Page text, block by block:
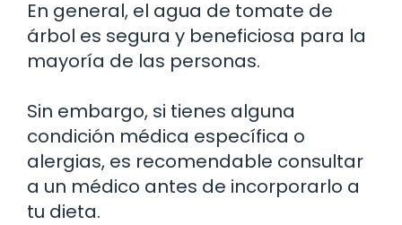
En general, el agua de tomate de
árbol es segura y beneficiosa para la
mayoría de las personas.
Sin embargo, si tienes alguna
condición médica específica o
alergias, es recomendable consultar
a un médico antes de incorporarlo a
tu dieta.